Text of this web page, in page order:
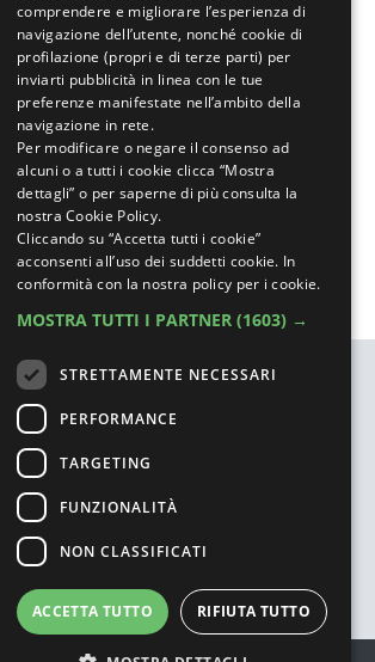
styling perfetto per i
con gli accessori
TOS
Privacy Policy
Termini e Condizioni
Cookie Policy
Ads Disclosure
comprendere e migliorare l’esperienza di
navigazione dell’utente, nonché cookie di
profilazione (propri e di terze parti) per
inviarti pubblicità in linea con le tue
preferenze manifestate nell’ambito della
navigazione in rete.
Per modificare o negare il consenso ad
alcuni o a tutti i cookie clicca “Mostra
dettagli” o per saperne di più consulta la
nostra Cookie Policy.
Cliccando su “Accetta tutti i cookie”
acconsenti all’uso dei suddetti cookie. In
conformità con la nostra policy per i cookie.
MOSTRA TUTTI I PARTNER (1603) →
STRETTAMENTE NECESSARI
PERFORMANCE
TARGETING
FUNZIONALITÀ
NON CLASSIFICATI
ACCETTA TUTTO RIFIUTA TUTTO